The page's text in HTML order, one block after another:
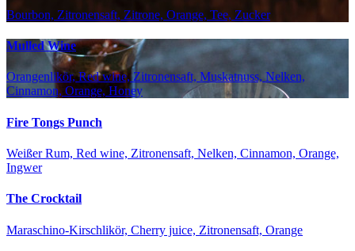
Bourbon, Zitronensaft, Zitrone, Orange, Tee, Zucker
Mulled Wine
Orangenlikör, Red wine, Zitronensaft, Muskatnuss, Nelken,
Cinnamon, Orange, Honey
Fire Tongs Punch
Weißer Rum, Red wine, Zitronensaft, Nelken, Cinnamon, Orange,
Ingwer
The Crocktail
Maraschino-Kirschlikör, Cherry juice, Zitronensaft, Orange